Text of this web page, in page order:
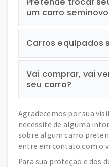
um carro
Carros equipados
Vai comprar, vai
seu carro?
Agradecemos por sua
necessite de alguma
sobre algum carro
entre em contato com o
Para sua proteção e dos